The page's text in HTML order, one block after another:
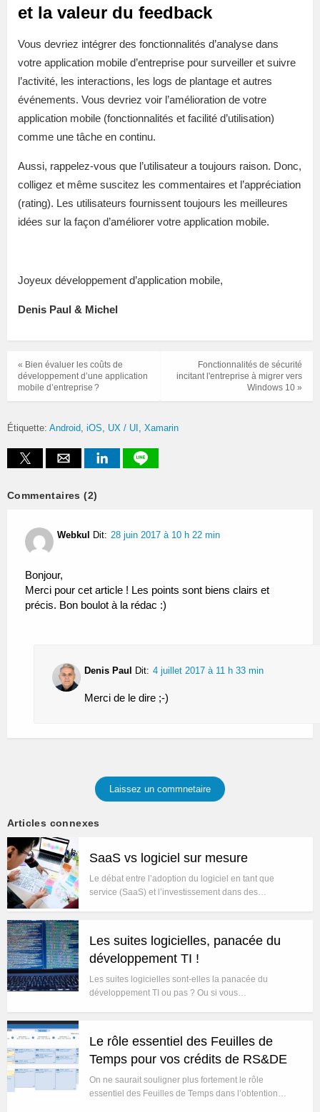
et la valeur du feedback
Vous devriez intégrer des fonctionnalités d’analyse dans
votre application mobile d’entreprise pour surveiller et suivre
l’activité, les interactions, les logs de plantage et autres
événements. Vous devriez voir l’amélioration de votre
application mobile (fonctionnalités et facilité d’utilisation)
comme une tâche en continu.
Aussi, rappelez-vous que l’utilisateur a toujours raison. Donc,
colligez et même suscitez les commentaires et l’appréciation
(rating). Les utilisateurs fournissent toujours les meilleures
idées sur la façon d’améliorer votre application mobile.
Joyeux développement d’application mobile,
Denis Paul & Michel
Fonctionnalités de sécurité
incitant l'entreprise à migrer vers
Windows 10 »
« Bien évaluer les coûts de
développement d’une application
mobile d’entreprise ?
Étiquette: Android iOS UX / UI Xamarin
Commentaires (2)
Webkul Dit: 28 juin 2017 à 10 h 22 min
Bonjour,
Merci pour cet article ! Les points sont biens clairs et
précis. Bon boulot à la rédac :)
Denis Paul Dit: 4 juillet 2017 à 11 h 33 min
Merci de le dire ;-)
Laissez un commnetaire
Articles connexes
SaaS vs logiciel sur mesure
Le débat entre l’adoption du logiciel en tant que
service (SaaS) et l’investissement dans des…
Les suites logicielles, panacée du
développement TI !
Les suites logicielles sont-elles la panacée du
développement TI ou pas ? Ou si vous…
Le rôle essentiel des Feuilles de
Temps pour vos crédits de RS&DE
On ne saurait souligner plus fortement le rôle
essentiel des Feuilles de Temps dans l’obtention…